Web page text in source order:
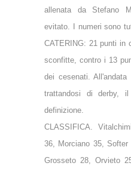
allenata da Stefano
evitato. I numeri sono
CATERING: 21 punti in
sconfitte, contro i 13
dei cesenati.
trattandosi di derby,
definizione.
CLASSIFICA.
36, Morciano 35,
Grosseto 28, Orvieto